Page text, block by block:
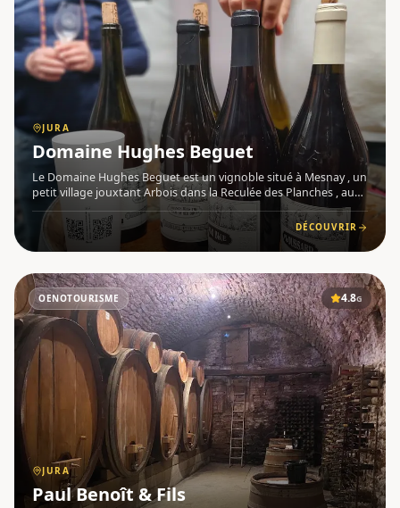
JURA
Domaine Hughes Beguet
Le Domaine Hughes Beguet est un vignoble situé à Mesnay , un
petit village jouxtant Arbois dans la Reculée des Planches , au
cœur du Jura . Conduit par Patrice et Caroline depuis 2009, le
domaine exploite un peu plus de 4 hectares en AOC ArDÉCOUVRIR
OENOTOURISME 4.8G
JURA
Paul Benoît & Fils